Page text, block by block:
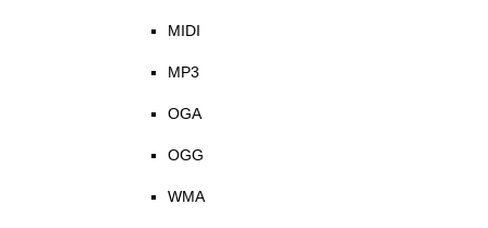
MIDI
MP3
OGA
OGG
WMA